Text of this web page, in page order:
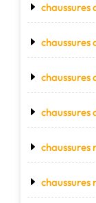
chaussures
chaussures
chaussures
chaussures
chaussures
chaussures